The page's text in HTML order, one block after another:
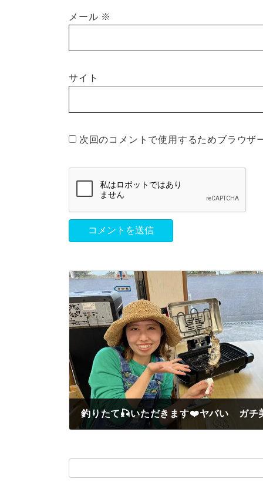
メール ※
サイト
次回のコメントで使用するためブラウザ
釣りたて🎣いただきます❤️ヤバい ガチ